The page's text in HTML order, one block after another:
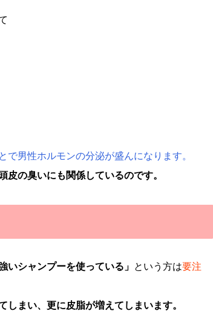
で男性ホルモンの分泌が盛んになります。
の臭いにも関係しているのです。
いシャンプーを使っている」 という方は要注
まい、更に皮脂が増えてしまいます。